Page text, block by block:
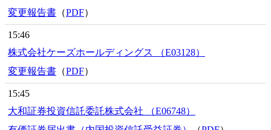
変更報告書 （PDF）
15:46
株式会社ケーズホールディングス （E03128）
変更報告書 （PDF）
15:45
大和証券投資信託委託株式会社 （E06748）